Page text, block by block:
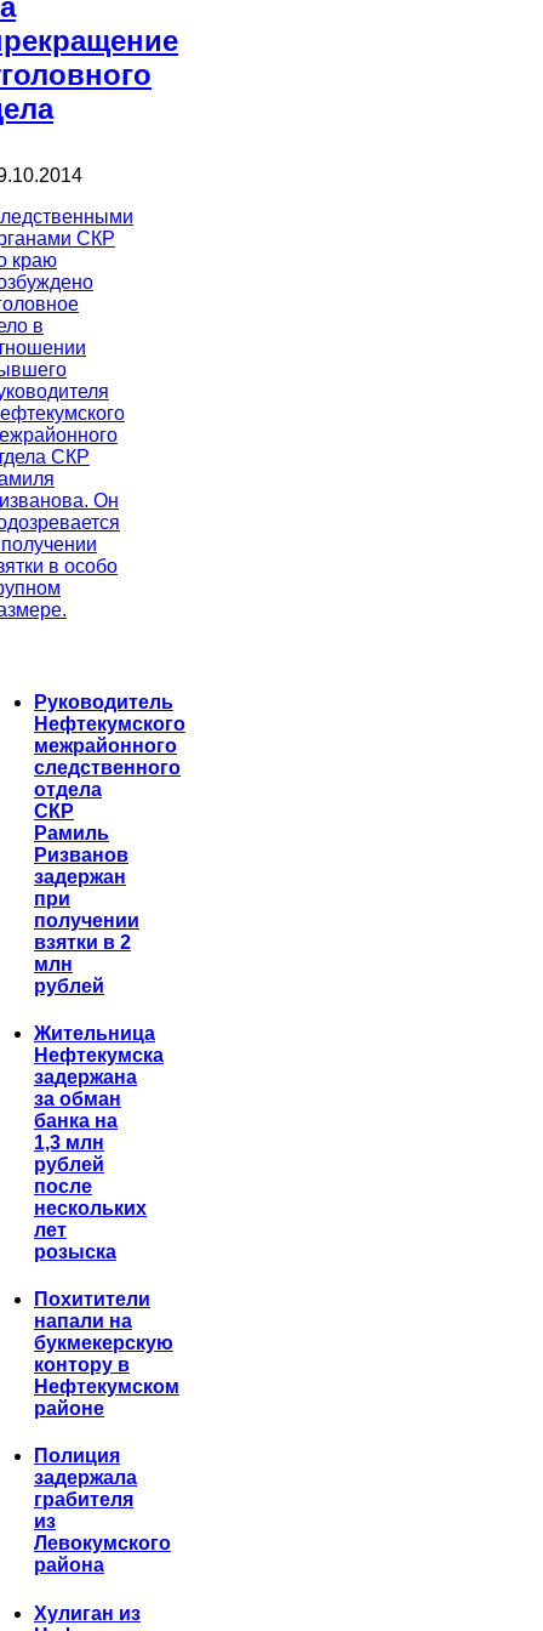
СКР
краю
в
СКР
Он
в особо
Руководитель
Нефтекумского
межрайонного
следственного
отдела
СКР
Рамиль
Ризванов
задержан
при
получении
взятки в 2
млн
рублей
Жительница
Нефтекумска
задержана
за обман
банка на
1,3 млн
рублей
после
нескольких
лет
розыска
Похитители
напали на
букмекерскую
контору в
Нефтекумском
районе
Полиция
задержала
грабителя
из
Левокумского
района
Хулиган из